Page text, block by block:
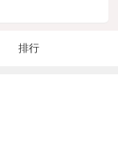
排行